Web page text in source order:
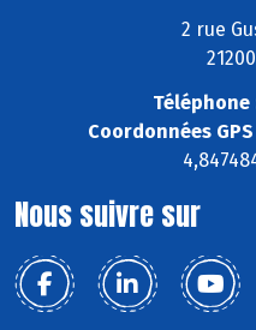
2 rue
Téléphone
Coordonnées
Nous suivre sur